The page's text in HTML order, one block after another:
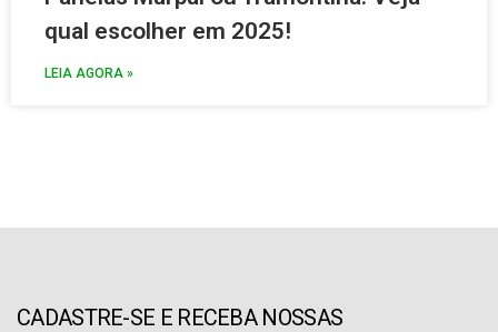
qual escolher em 2025!
LEIA AGORA »
CADASTRE-SE E RECEBA NOSSAS